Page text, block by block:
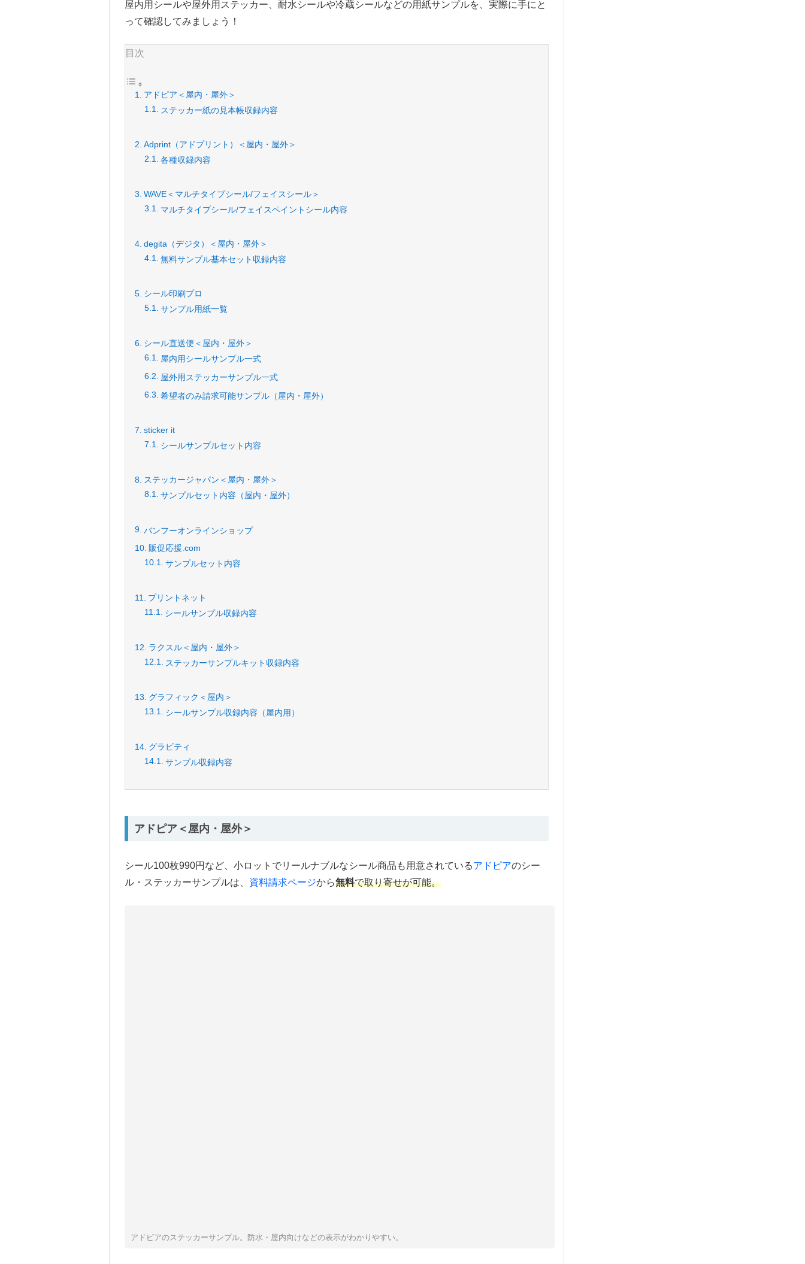
屋内用シールや屋外用ステッカー、耐水シールや冷蔵シールなどの用紙サンプルを、実際に手にと
って確認してみましょう！
目次
アドピア＜屋内・屋外＞
ステッカー紙の見本帳収録内容
Adprint（アドプリント）＜屋内・屋外＞
各種収録内容
WAVE＜マルチタイプシール/フェイスシール＞
マルチタイプシール/フェイスペイントシール内容
degita（デジタ）＜屋内・屋外＞
無料サンプル基本セット収録内容
シール印刷プロ
サンプル用紙一覧
シール直送便＜屋内・屋外＞
屋内用シールサンプル一式
屋外用ステッカーサンプル一式
希望者のみ請求可能サンプル（屋内・屋外）
sticker it
シールサンプルセット内容
ステッカージャパン＜屋内・屋外＞
サンプルセット内容（屋内・屋外）
バンフーオンラインショップ
販促応援.com
サンプルセット内容
プリントネット
シールサンプル収録内容
ラクスル＜屋内・屋外＞
ステッカーサンプルキット収録内容
グラフィック＜屋内＞
シールサンプル収録内容（屋内用）
グラビティ
サンプル収録内容
アドピア＜屋内・屋外＞
シール100枚990円など、小ロットでリールナブルなシール商品も用意されているアドピアのシー
ル・ステッカーサンプルは、 資料請求ページから無料で取り寄せが可能。
アドピアのステッカーサンプル。防水・屋内向けなどの表示がわかりやすい。